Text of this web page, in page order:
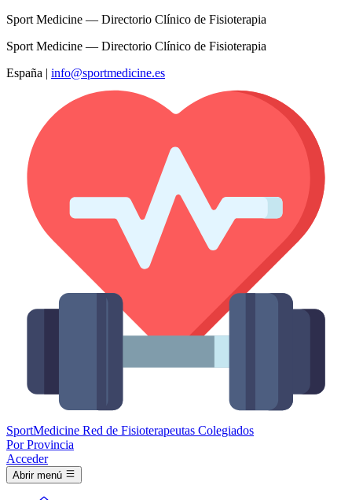
Sport Medicine — Directorio Clínico de Fisioterapia
Sport Medicine — Directorio Clínico de Fisioterapia
España | info@sportmedicine.es
SportMedicine Red de Fisioterapeutas Colegiados
Por Provincia
Acceder
Abrir menú